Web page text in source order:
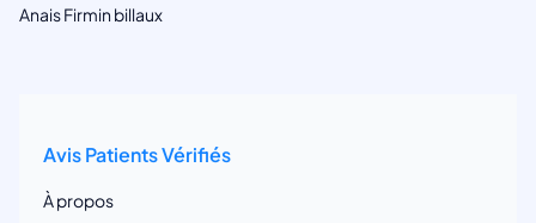
Anais Firmin billaux
Avis Patients Vérifiés
À propos